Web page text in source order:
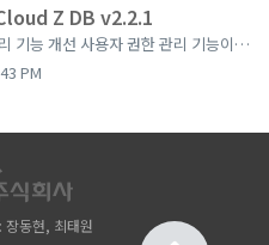
Z DB v2.2.1
New Feature 서비스 관리 기능 개선 사용자 권한 관리 기능이 추가되었습니다. 'Modernization Platform v2.0' 에서 Role 을 생성할 수 있습니다. 'dataservice-' 로 시작하는 Role 에 대해서 C...
PM
장동현, 최태원